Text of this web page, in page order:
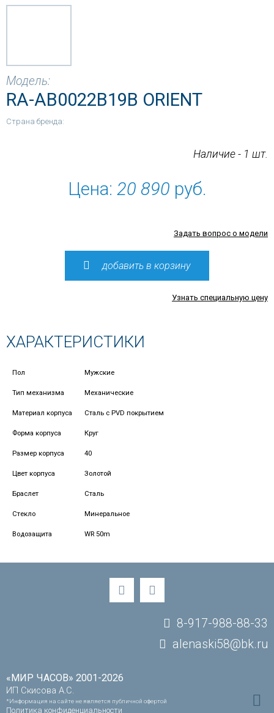
Модель:
RA-AB0022B19B ORIENT
Страна бренда:
Наличие - 1 шт.
Цена: 20 890 руб.
Задать вопрос о модели
добавить в корзину
Узнать специальную цену
ХАРАКТЕРИСТИКИ
Пол Мужские
Тип механизма Механические
Материал корпуса Сталь с PVD покрытием
Форма корпуса Круг
Размер корпуса 40
Цвет корпуса Золотой
Браслет Сталь
Стекло Минеральное
Водозащита WR 50m
«МИР ЧАСОВ» 2001-2026
ИП Скисова А.С.
*Информация на сайте не является публичной офертой
Политика конфиденциальности
8-917-988-88-33
alenaski58@bk.ru